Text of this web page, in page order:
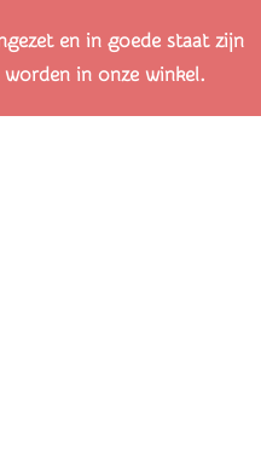
en in goede staat zijn
in onze winkel.